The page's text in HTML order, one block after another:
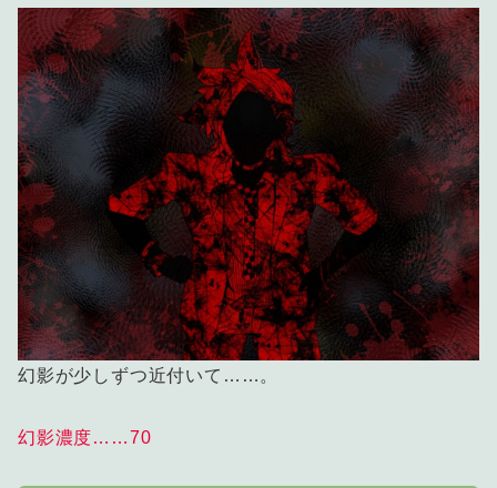
幻影が少しずつ近付いて……。
幻影濃度……70